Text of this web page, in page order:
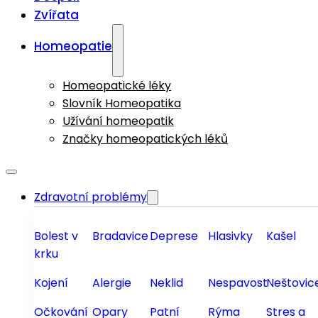
Zvířata
Homeopatie
Homeopatické léky
Slovník Homeopatika
Užívání homeopatik
Značky homeopatických léků
Zdravotní problémy
Bolest v
krku
BradaviceDeprese Hlasivky Kašel
Kojení Alergie Neklid Nespavost
Očkování Opary Patní Rýma Stres a